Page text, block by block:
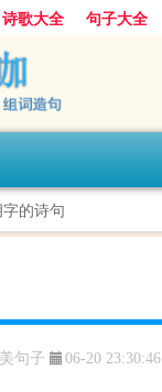
诗歌大全 句子大全
美文欣赏
的诗句
句子 06-20 23:30:46